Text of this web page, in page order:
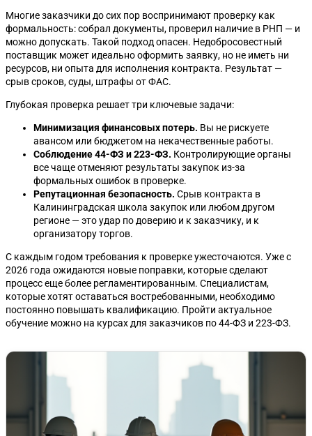
Многие заказчики до сих пор воспринимают проверку как
формальность: собрал документы, проверил наличие в РНП — и
можно допускать. Такой подход опасен. Недобросовестный
поставщик может идеально оформить заявку, но не иметь ни
ресурсов, ни опыта для исполнения контракта. Результат —
срыв сроков, суды, штрафы от ФАС.
Глубокая проверка решает три ключевые задачи:
Минимизация финансовых потерь. Вы не рискуете
авансом или бюджетом на некачественные работы.
Соблюдение 44-ФЗ и 223-ФЗ. Контролирующие органы
все чаще отменяют результаты закупок из-за
формальных ошибок в проверке.
Репутационная безопасность. Срыв контракта в
Калининградская школа закупок или любом другом
регионе — это удар по доверию и к заказчику, и к
организатору торгов.
С каждым годом требования к проверке ужесточаются. Уже с
2026 года ожидаются новые поправки, которые сделают
процесс еще более регламентированным. Специалистам,
которые хотят оставаться востребованными, необходимо
постоянно повышать квалификацию. Пройти актуальное
обучение можно на курсах для заказчиков по 44-ФЗ и 223-ФЗ.